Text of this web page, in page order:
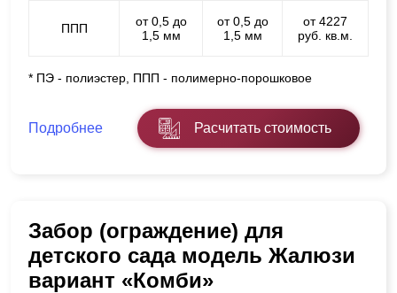
ППП
от 0,5 до
1,5 мм
от 0,5 до
1,5 мм
от 4227
руб. кв.м.
* ПЭ - полиэстер, ППП - полимерно-порошковое
Подробнее Расчитать стоимость
Забор (ограждение) для
детского сада модель Жалюзи
вариант «Комби»